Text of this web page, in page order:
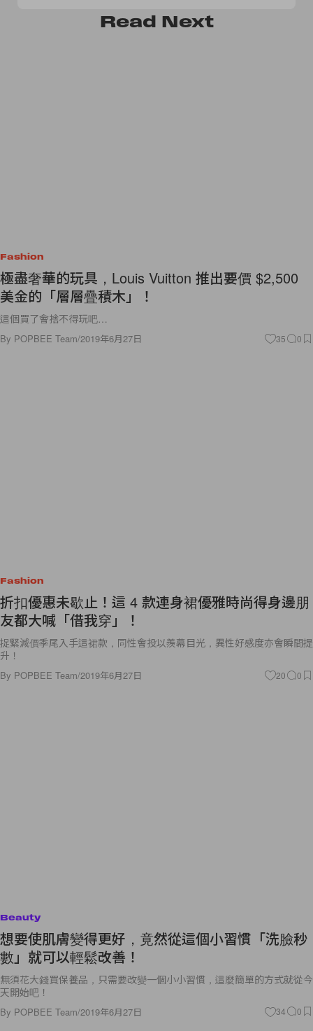
Read Next
Fashion
極盡奢華的玩具，Louis Vuitton 推出要價 $2,500
美金的「層層疊積木」！
這個買了會捨不得玩吧…
By POPBEE Team/2019年6月27日 35 0
Fashion
折扣優惠未歇止！這 4 款連身裙優雅時尚得身邊朋
友都大喊「借我穿」！
捉緊減價季尾入手這裙款，同性會投以羨幕目光，異性好感度亦會瞬間提
升！
By POPBEE Team/2019年6月27日 20 0
Beauty
想要使肌膚變得更好，竟然從這個小習慣「洗臉秒
數」就可以輕鬆改善！
無須花大錢買保養品，只需要改變一個小小習慣，這麼簡單的方式就從今
天開始吧！
By POPBEE Team/2019年6月27日 34 0